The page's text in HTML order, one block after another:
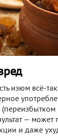
изюм всё-
— может
и даже